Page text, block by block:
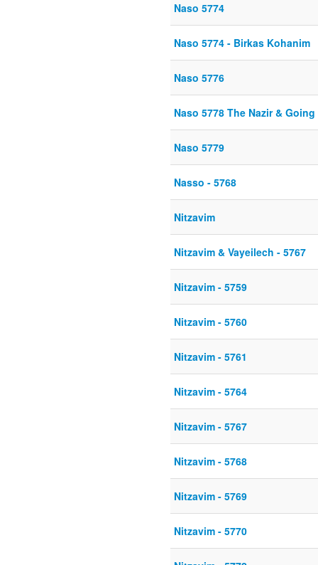
Naso 5774
Naso 5774 - Birkas Kohanim
Naso 5776
Naso 5778 The Nazir &
Naso 5779
Nasso - 5768
Nitzavim
Nitzavim & Vayeilech - 5767
Nitzavim - 5759
Nitzavim - 5760
Nitzavim - 5761
Nitzavim - 5764
Nitzavim - 5767
Nitzavim - 5768
Nitzavim - 5769
Nitzavim - 5770